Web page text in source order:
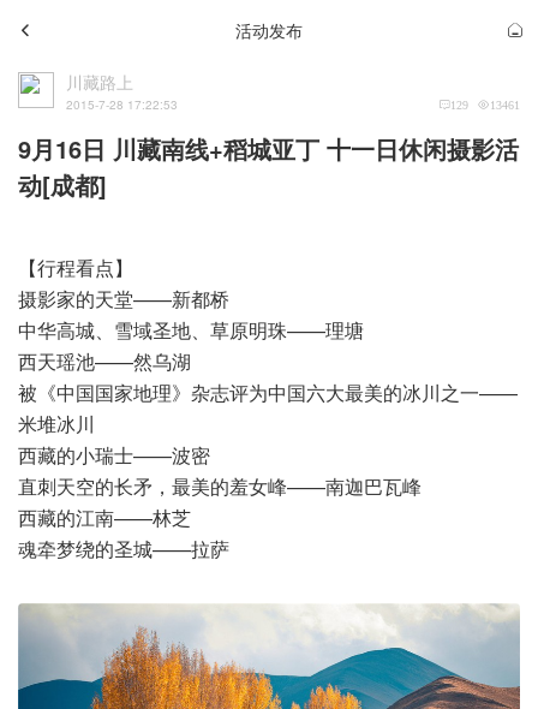
活动发布
川藏路上
2015-7-28 17:22:53 129 13461
9月16日 川藏南线+稻城亚丁 十一日休闲摄影活
动[成都]
【行程看点】
摄影家的天堂——新都桥
中华高城、雪域圣地、草原明珠——理塘
西天瑶池——然乌湖
被《中国国家地理》杂志评为中国六大最美的冰川之一——
米堆冰川
西藏的小瑞士——波密
直刺天空的长矛，最美的羞女峰——南迦巴瓦峰
西藏的江南——林芝
魂牵梦绕的圣城——拉萨